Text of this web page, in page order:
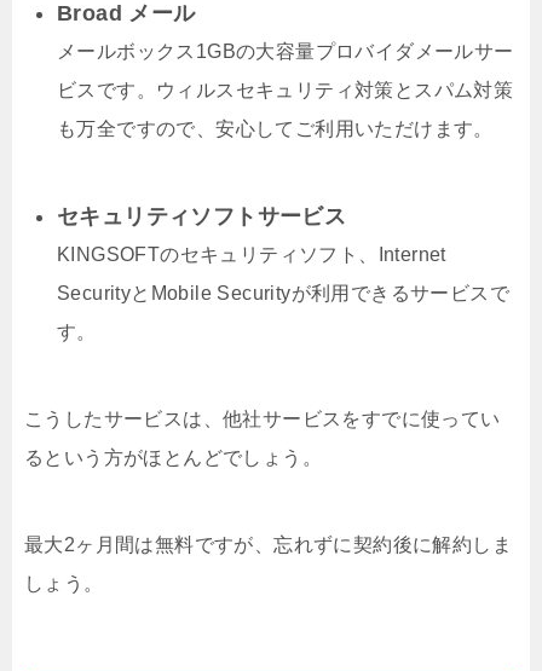
Broad メール
メールボックス1GBの大容量プロバイダメールサー
ビスです。ウィルスセキュリティ対策とスパム対策
も万全ですので、安心してご利用いただけます。
セキュリティソフトサービス
KINGSOFTのセキュリティソフト、Internet
SecurityとMobile Securityが利用できるサービスで
す。
こうしたサービスは、他社サービスをすでに使ってい
るという方がほとんどでしょう。
最大2ヶ月間は無料ですが、忘れずに契約後に解約しま
しょう。